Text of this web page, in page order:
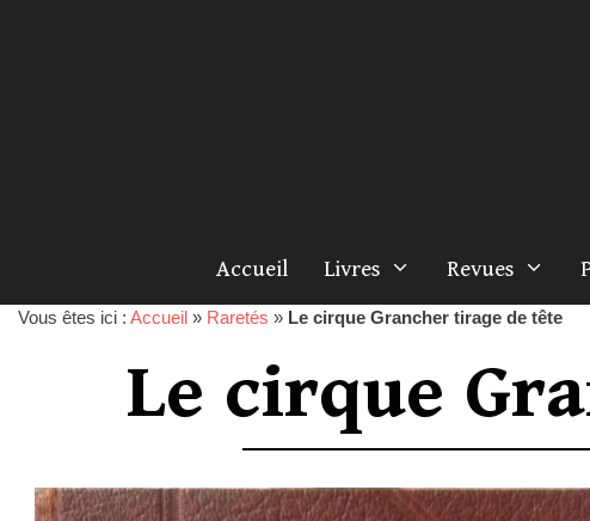
Accueil Livres Revues
Vous êtes ici : Accueil » Raretés » Le cirque Grancher tirage de tête
Le cirque